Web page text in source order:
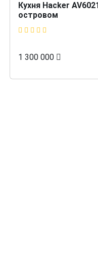
Кухня Hacker
островом
1 300 000